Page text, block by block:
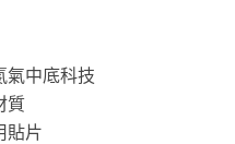
氣中底科技
質
貼片